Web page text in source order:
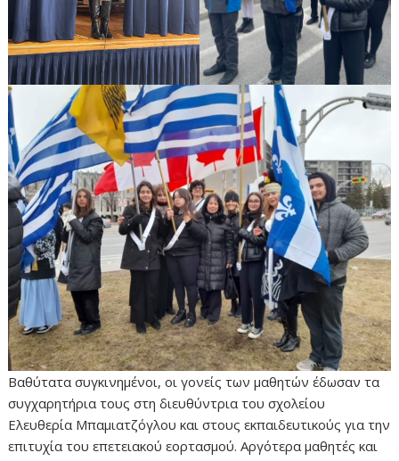
Βαθύτατα συγκινημένοι, οι γονείς των μαθητών έδωσαν τα
συγχαρητήρια τους στη διευθύντρια του σχολείου
Ελευθερία Μπαμιατζόγλου και στους εκπαιδευτικούς για την
επιτυχία του επετειακού εορτασμού. Αργότερα μαθητές και